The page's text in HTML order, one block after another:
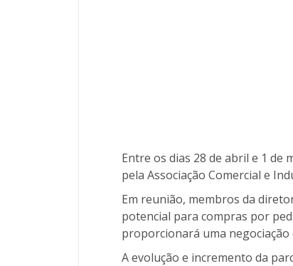
Entre os dias 28 de abril e 1 de
pela Associação Comercial e
Em reunião, membros da
potencial para compras por
proporcionará uma
A evolução e incremento da